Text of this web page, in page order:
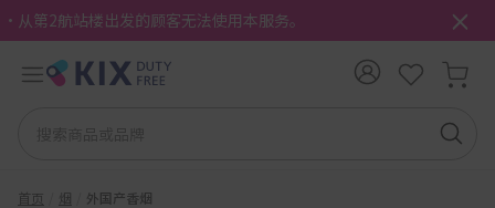
・从第2航站楼出发的顾客无法使用本服务。
首页 烟 外国产香烟